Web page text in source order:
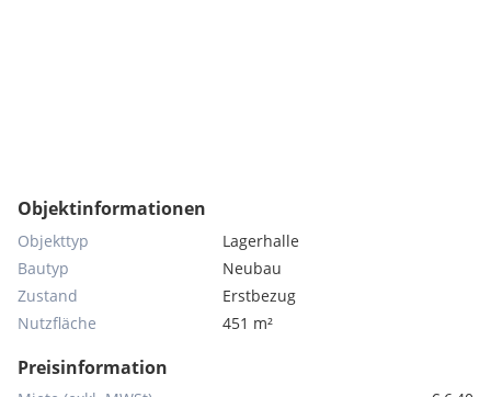
Objektinformationen
Objekttyp
Lagerhalle
Bautyp
Neubau
Zustand
Erstbezug
Nutzfläche
451 m²
Preisinformation